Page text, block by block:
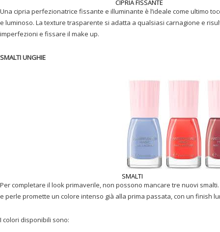
CIPRIA FISSANTE
Una cipria perfezionatrice fissante e illuminante è l’ideale come ultimo
e luminoso. La texture trasparente si adatta a qualsiasi carnagione e
imperfezioni e fissare il make up.
SMALTI UNGHIE
SMALTI
Per completare il look primaverile, non possono mancare tre nuovi
e perle promette un colore intenso già alla prima passata, con un finish
I colori disponibili sono: